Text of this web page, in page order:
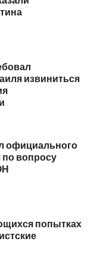
извиниться
официального
по вопросу
попытках